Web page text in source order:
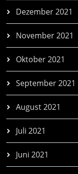
Dezember 2021
November 2021
Oktober 2021
September 2021
August 2021
Juli 2021
Juni 2021